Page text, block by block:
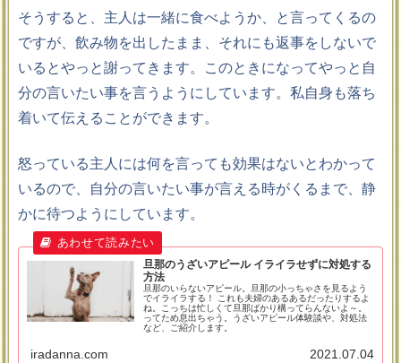
そうすると、主人は一緒に食べようか、と言ってくるの
ですが、飲み物を出したまま、それにも返事をしないで
いるとやっと謝ってきます。このときになってやっと自
分の言いたい事を言うようにしています。私自身も落ち
着いて伝えることができます。
怒っている主人には何を言っても効果はないとわかって
いるので、自分の言いたい事が言える時がくるまで、静
かに待つようにしています。
旦那のうざいアピール イライラせずに対処する
方法
旦那のいらないアピール。旦那の小っちゃさを見るよう
でイライラする！ これも夫婦のあるあるだったりするよ
ね。こっちは忙しくて旦那ばかり構ってらんないよ～。
ってため息出ちゃう。うざいアピール体験談や、対処法
など、ご紹介します。
iradanna.com 2021.07.04